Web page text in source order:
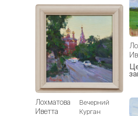
Лохматова
Иветта
Вечерний
Курган